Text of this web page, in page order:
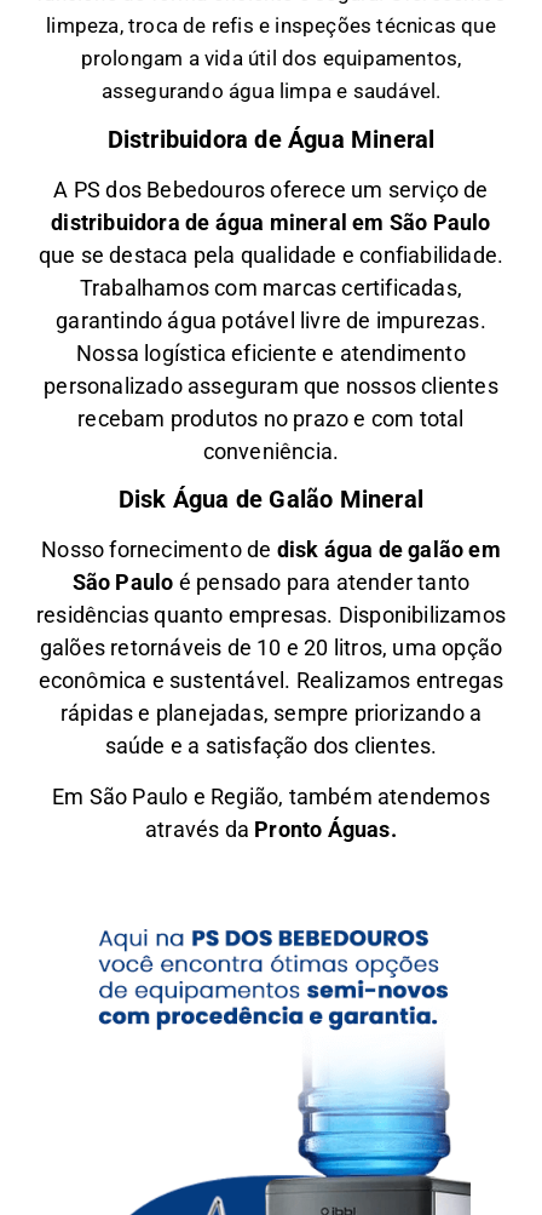
limpeza, troca de refis e inspeções técnicas que
prolongam a vida útil dos equipamentos,
assegurando água limpa e saudável.
Distribuidora de Água Mineral
A PS dos Bebedouros oferece um serviço de
distribuidora de água mineral em São Paulo
que se destaca pela qualidade e confiabilidade.
Trabalhamos com marcas certificadas,
garantindo água potável livre de impurezas.
Nossa logística eficiente e atendimento
personalizado asseguram que nossos clientes
recebam produtos no prazo e com total
conveniência.
Disk Água de Galão Mineral
Nosso fornecimento de disk água de galão em
São Paulo é pensado para atender tanto
residências quanto empresas. Disponibilizamos
galões retornáveis de 10 e 20 litros, uma opção
econômica e sustentável. Realizamos entregas
rápidas e planejadas, sempre priorizando a
saúde e a satisfação dos clientes.
Em São Paulo e Região, também atendemos
através da Pronto Águas.